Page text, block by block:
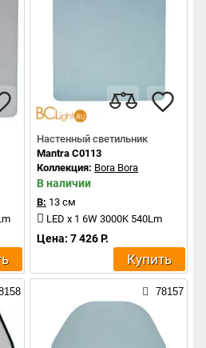
Настенный светильник
Mantra C0113
Коллекция: Bora Bora
В наличии
В: 13 см
LED x 1 6W 3000K 540Lm
Цена: 7 426 Р.
Купить
78157